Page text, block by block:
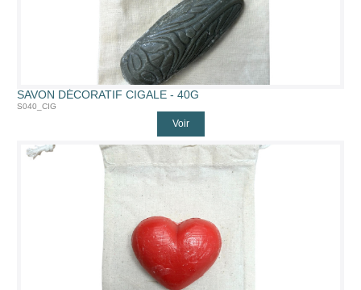
SAVON DÉCORATIF CIGALE - 40G
S040_CIG
Voir